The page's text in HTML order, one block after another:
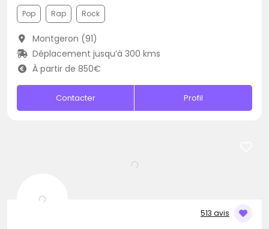
Pop Rap Rock
Montgeron (91)
Déplacement jusqu’à 300 kms
À partir de 850€
Contacter Profil
513 avis